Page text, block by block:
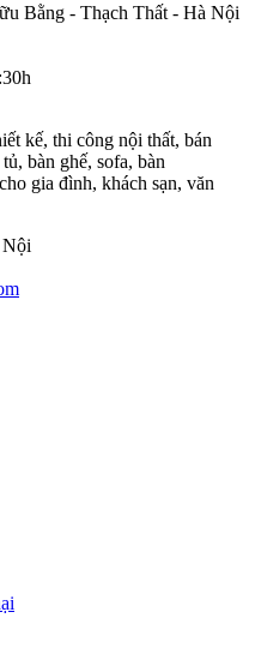
Bằng - Thạch Thất - Hà Nội
kế, thi công nội thất, bán
bàn ghế, sofa, bàn
gia đình, khách sạn, văn